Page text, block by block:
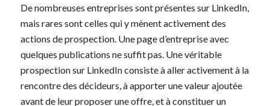
De nombreuses entreprises sont présentes sur LinkedIn,
mais rares sont celles qui y mènent activement des
actions de prospection. Une page d’entreprise avec
quelques publications ne suffit pas. Une véritable
prospection sur LinkedIn consiste à aller activement à la
rencontre des décideurs, à apporter une valeur ajoutée
avant de leur proposer une offre, et à constituer un